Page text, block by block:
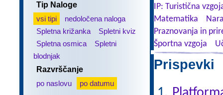
Tip Naloge
vsi tipi
nedoločena naloga
Spletna križanka
Spletni kviz
Spletna osmica
Spletni
blodnjak
Razvrščanje
po naslovu
po datumu
IP: Turistična
Matematika
Praznovanja in
Športna vzgoja
Prispevki